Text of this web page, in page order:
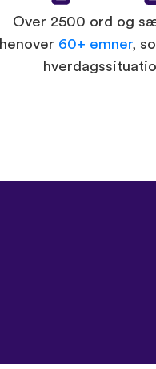
Over 2500 ord og
henover 60+ emner,